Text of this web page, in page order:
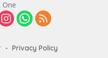
Privacy Policy